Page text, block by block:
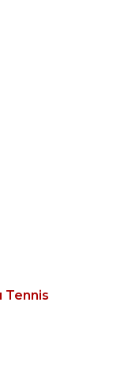
Tennis